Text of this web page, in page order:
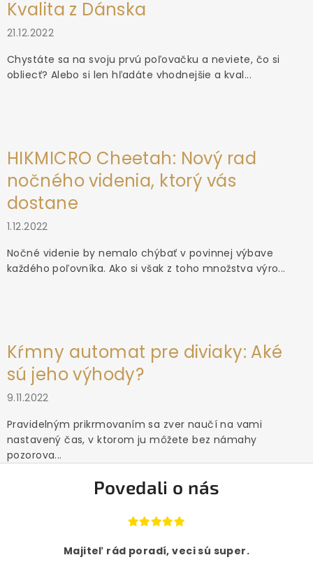
Kvalita z Dánska
21.12.2022
Chystáte sa na svoju prvú poľovačku a neviete, čo si
obliecť? Alebo si len hľadáte vhodnejšie a kval...
HIKMICRO Cheetah: Nový rad
nočného videnia, ktorý vás
dostane
1.12.2022
Nočné videnie by nemalo chýbať v povinnej výbave
každého poľovníka. Ako si však z toho množstva výro...
Kŕmny automat pre diviaky: Aké
sú jeho výhody?
9.11.2022
Pravidelným prikrmovaním sa zver naučí na vami
nastavený čas, v ktorom ju môžete bez námahy
pozorova...
Povedali o nás
Majiteľ rád poradí, veci sú super.